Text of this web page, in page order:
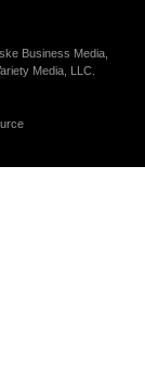
Business Media,
Media, LLC.